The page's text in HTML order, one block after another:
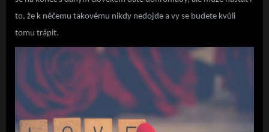
to, že k něčemu takovému nikdy nedojde a vy se budete kvůli
tomu trápit.